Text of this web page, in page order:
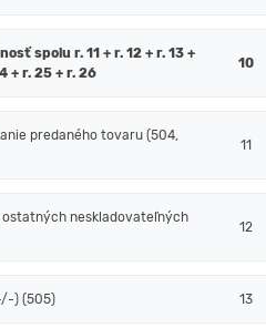
spolu r. 11 + r. 12 + r. 13 +
+ r. 25 + r. 26
10
predaného tovaru (504,
11
neskladovateľných
12
) (505) 13